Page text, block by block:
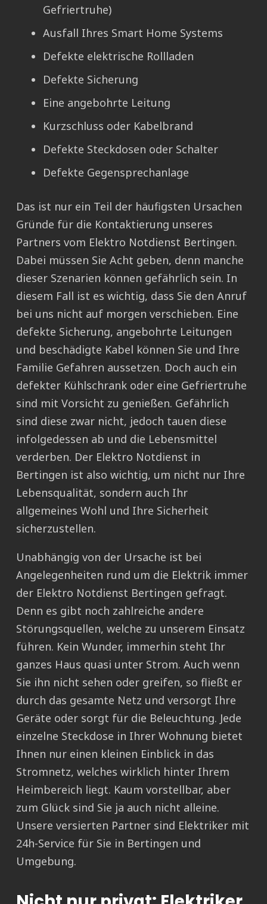
Gefriertruhe)
Ausfall Ihres Smart Home Systems
Defekte elektrische Rollladen
Defekte Sicherung
Eine angebohrte Leitung
Kurzschluss oder Kabelbrand
Defekte Steckdosen oder Schalter
Defekte Gegensprechanlage
Das ist nur ein Teil der häufigsten Ursachen
Gründe für die Kontaktierung unseres
Partners vom Elektro Notdienst Bertingen.
Dabei müssen Sie Acht geben, denn manche
dieser Szenarien können gefährlich sein. In
diesem Fall ist es wichtig, dass Sie den Anruf
bei uns nicht auf morgen verschieben. Eine
defekte Sicherung, angebohrte Leitungen
und beschädigte Kabel können Sie und Ihre
Familie Gefahren aussetzen. Doch auch ein
defekter Kühlschrank oder eine Gefriertruhe
sind mit Vorsicht zu genießen. Gefährlich
sind diese zwar nicht, jedoch tauen diese
infolgedessen ab und die Lebensmittel
verderben. Der Elektro Notdienst in
Bertingen ist also wichtig, um nicht nur Ihre
Lebensqualität, sondern auch Ihr
allgemeines Wohl und Ihre Sicherheit
sicherzustellen.
Unabhängig von der Ursache ist bei
Angelegenheiten rund um die Elektrik immer
der Elektro Notdienst Bertingen gefragt.
Denn es gibt noch zahlreiche andere
Störungsquellen, welche zu unserem Einsatz
führen. Kein Wunder, immerhin steht Ihr
ganzes Haus quasi unter Strom. Auch wenn
Sie ihn nicht sehen oder greifen, so fließt er
durch das gesamte Netz und versorgt Ihre
Geräte oder sorgt für die Beleuchtung. Jede
einzelne Steckdose in Ihrer Wohnung bietet
Ihnen nur einen kleinen Einblick in das
Stromnetz, welches wirklich hinter Ihrem
Heimbereich liegt. Kaum vorstellbar, aber
zum Glück sind Sie ja auch nicht alleine.
Unsere versierten Partner sind Elektriker mit
24h-Service für Sie in Bertingen und
Umgebung.